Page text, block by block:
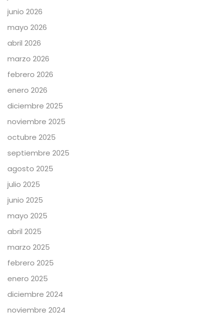
junio 2026
mayo 2026
abril 2026
marzo 2026
febrero 2026
enero 2026
diciembre 2025
noviembre 2025
octubre 2025
septiembre 2025
agosto 2025
julio 2025
junio 2025
mayo 2025
abril 2025
marzo 2025
febrero 2025
enero 2025
diciembre 2024
noviembre 2024